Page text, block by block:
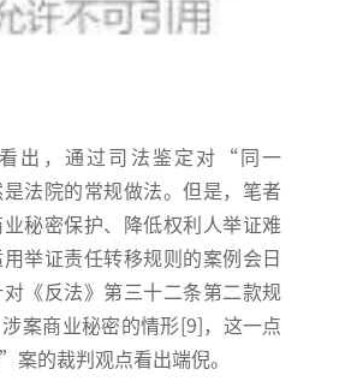
出，通过司法鉴定对“同一
法院的常规做法。但是，笔者
秘密保护、降低权利人举证难
举证责任转移规则的案例会日
《反法》第三十二条第二款规
案商业秘密的情形[9]，这一点
的裁判观点看出端倪。